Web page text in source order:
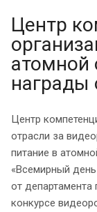
Центр
атомной
награды
Центр
отрасли за
питание в
«Всемирный
от
конкурсе